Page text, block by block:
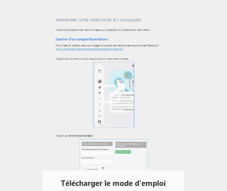
Télécharger le mode d'emploi